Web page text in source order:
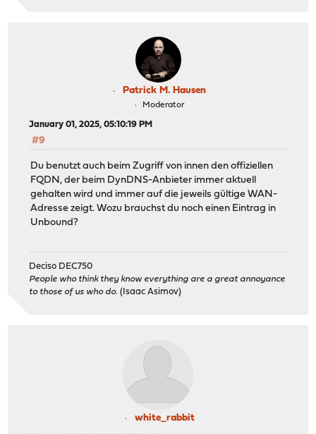
Patrick M. Hausen
Moderator
January 01, 2025, 05:10:19 PM
#9
Du benutzt auch beim Zugriff von innen den offiziellen
FQDN, der beim DynDNS-Anbieter immer aktuell
gehalten wird und immer auf die jeweils gültige WAN-
Adresse zeigt. Wozu brauchst du noch einen Eintrag in
Unbound?
Deciso DEC750
People who think they know everything are a great annoyance
to those of us who do. (Isaac Asimov)
white_rabbit